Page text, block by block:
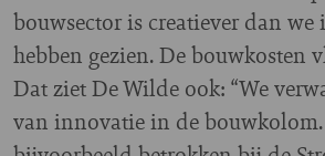
bouwsector is creatiever dan
hebben gezien. De bouwkosten
Dat ziet De Wilde ook: “We
van innovatie in de